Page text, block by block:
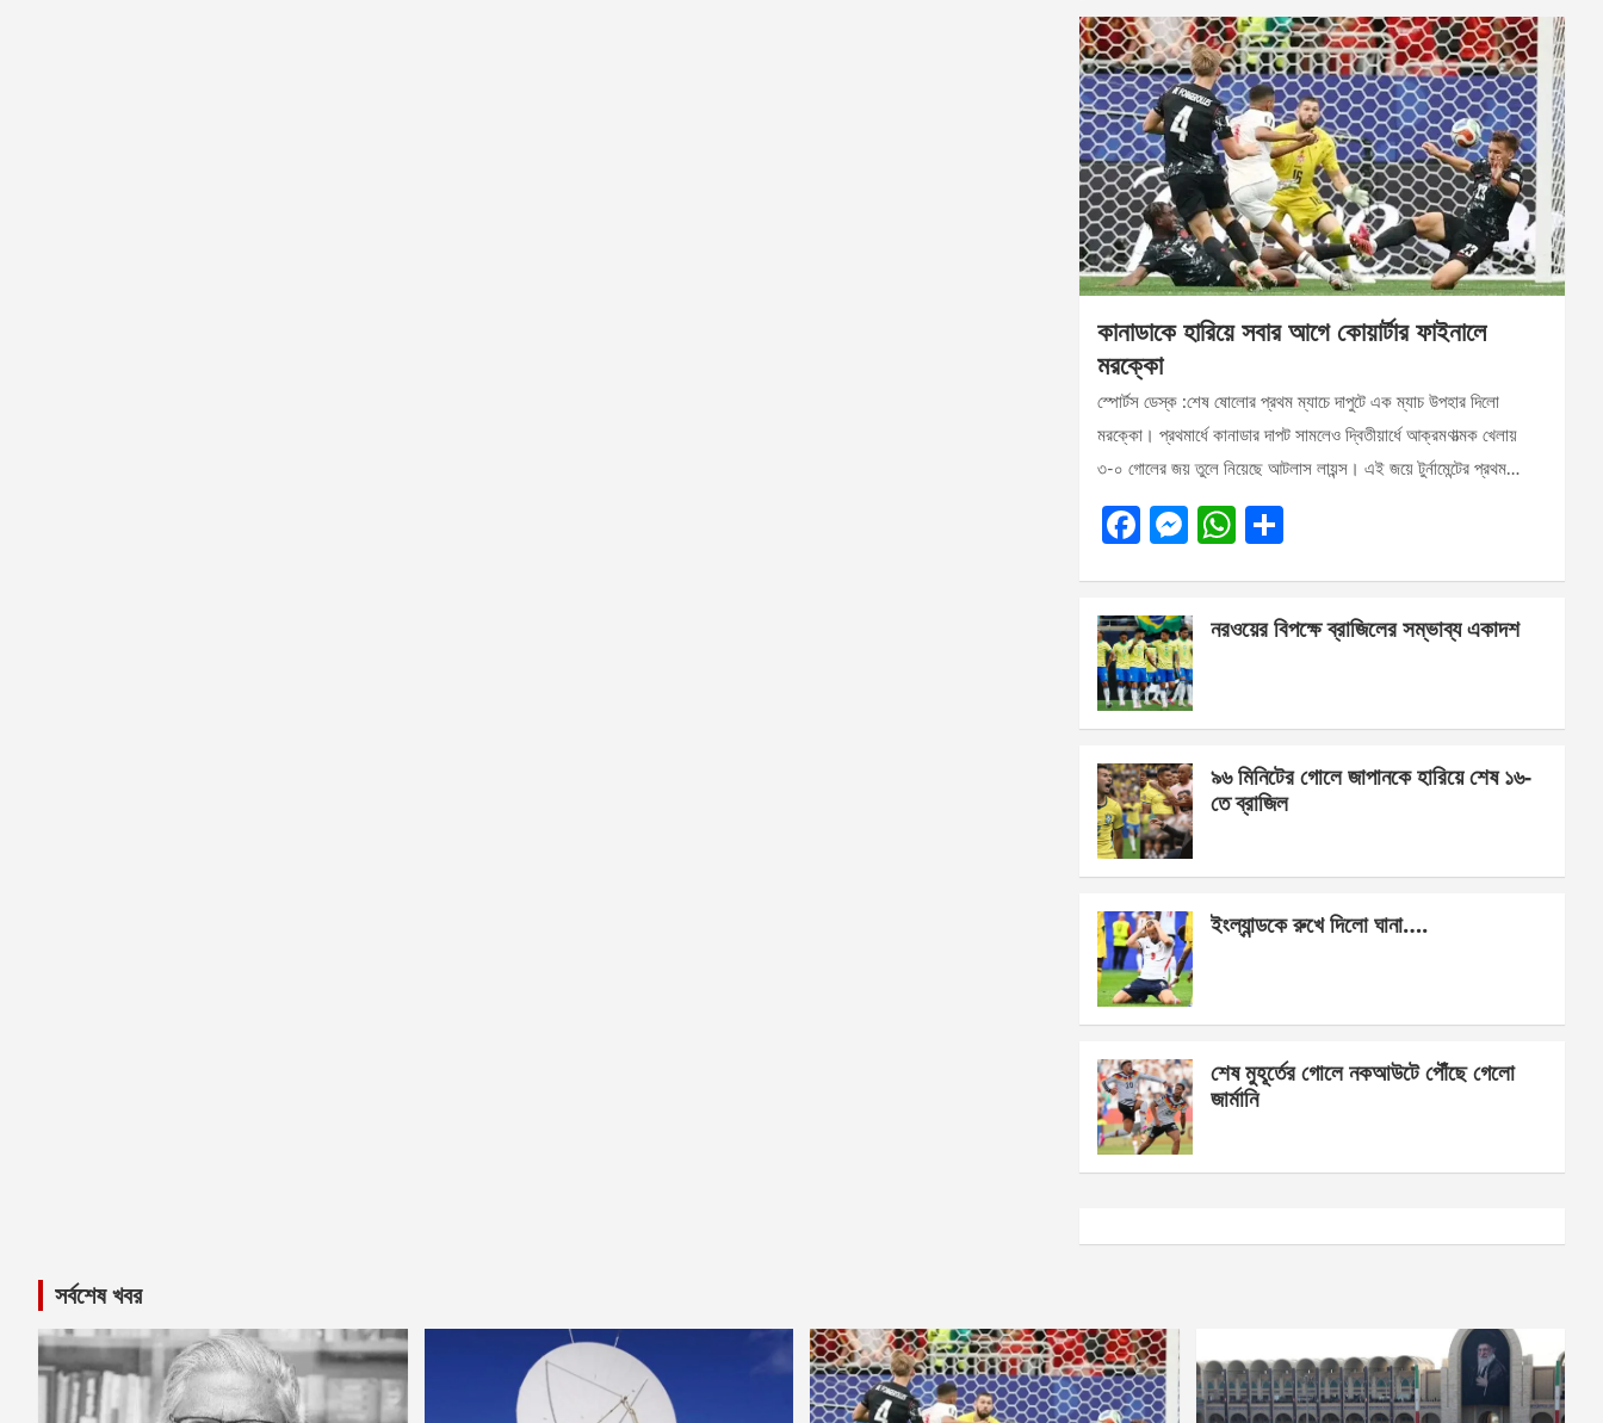
কানাডাকে হারিয়ে সবার আগে কোয়ার্টার ফাইনালে
মরক্কো
স্পোর্টস ডেস্ক :শেষ ষোলোর প্রথম ম্যাচে দাপুটে এক ম্যাচ উপহার দিলো
মরক্কো। প্রথমার্ধে কানাডার দাপট সামলেও দ্বিতীয়ার্ধে আক্রমণাত্মক খেলায়
৩-০ গোলের জয় তুলে নিয়েছে আটলাস লায়ন্স। এই জয়ে টুর্নামেন্টের প্রথম…
F
b
o
o
k
M
n
g
er
W
s
e
নরওয়ের বিপক্ষে ব্রাজিলের সম্ভাব্য একাদশ
৯৬ মিনিটের গোলে জাপানকে হারিয়ে শেষ ১৬-
তে ব্রাজিল
ইংল্যান্ডকে রুখে দিলো ঘানা….
শেষ মুহূর্তের গোলে নকআউটে পৌঁছে গেলো
জার্মানি
সর্বশেষ খবর